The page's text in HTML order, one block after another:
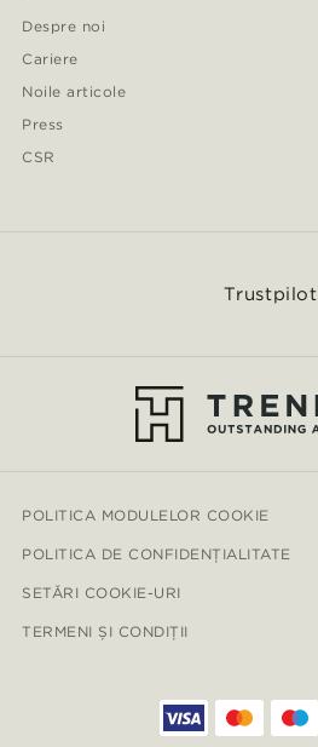
Despre noi
Cariere
Noile articole
Press
CSR
Trustpilot
POLITICA MODULELOR COOKIE
POLITICA DE CONFIDENȚIALITATE
SETĂRI COOKIE-URI
TERMENI ȘI CONDIȚII